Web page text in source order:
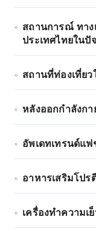
สถานการณ์ ทาง
ประเทศไทยในปั
สถานที่ท่องเที่ย
หลังออกกําลังกา
อัพเดทเทรนด์แฟ
อาหารเสริมโปร
เครื่องทำความเ